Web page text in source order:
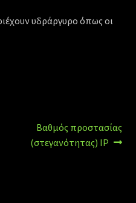
υδράργυρο όπως οι
Επόμενο
άρθρο:
Βαθμός προστασίας
(στεγανότητας) IP